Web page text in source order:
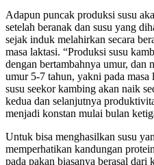
Adapun puncak produksi susu
setelah beranak dan susu yang
sejak induk melahirkan secara
masa laktasi. “Produksi susu
dengan bertambahnya umur, dan
umur 5-7 tahun, yakni pada
susu seekor kambing akan naik
kedua dan selanjutnya
menjadi konstan mulai bulan
Untuk bisa menghasilkan susu
memperhatikan kandungan
pada pakan biasanya berasal dari